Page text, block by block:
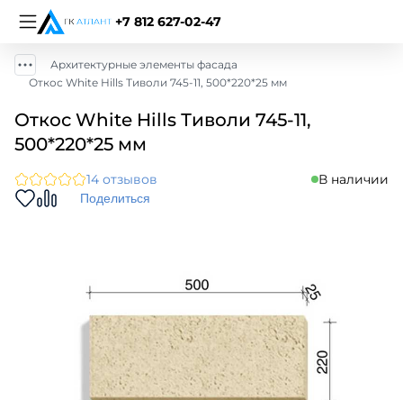
+7 812 627-02-47
Архитектурные элементы фасада
Откос White Hills Тиволи 745-11, 500*220*25 мм
Откос White Hills Тиволи 745-11,
500*220*25 мм
14 отзывов В наличии
Поделиться